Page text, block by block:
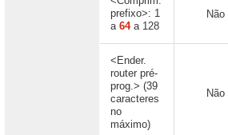
prefixo>: 1
a 64a 128
Não
<Ender.
router pré-
prog.> (39
caracteres
no
máximo)
Não